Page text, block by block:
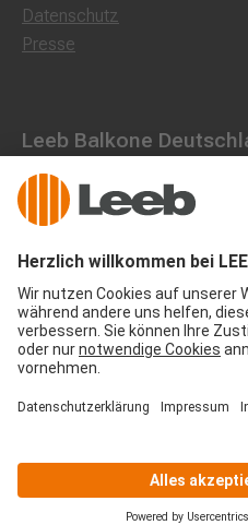
Datenschutz
Presse
Leeb Balkone
Dorfstraße 10, 85662
0800 1801003
office@leeb-